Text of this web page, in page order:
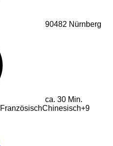
90482 Nürnberg
ca. 30 Min.
FranzösischChinesisch+9